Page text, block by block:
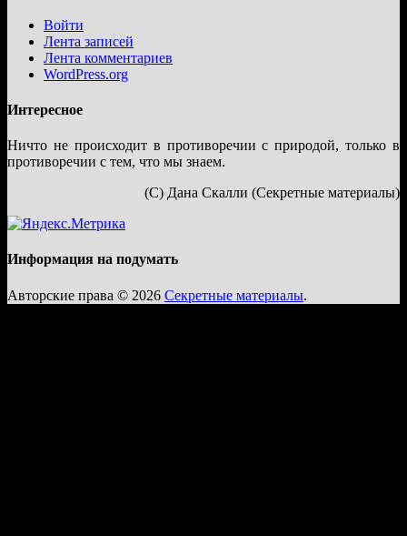
Войти
Лента записей
Лента комментариев
WordPress.org
Интересное
Ничто не происходит в противоречии с природой, только в
противоречии с тем, что мы знаем.
(С) Дана Скалли (Секретные материалы)
Информация на подумать
Авторские права © 2026 Секретные материалы.